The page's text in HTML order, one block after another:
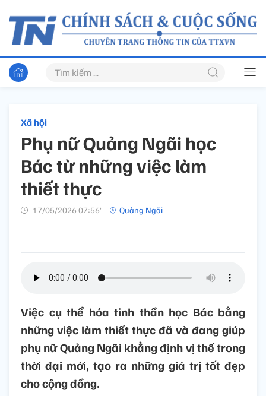
Xã hội
Phụ nữ Quảng Ngãi học
Bác từ những việc làm
thiết thực
17/05/2026 07:56’ Quảng Ngãi
Việc cụ thể hóa tinh thần học Bác bằng
những việc làm thiết thực đã và đang giúp
phụ nữ Quảng Ngãi khẳng định vị thế trong
thời đại mới, tạo ra những giá trị tốt đẹp
cho cộng đồng.